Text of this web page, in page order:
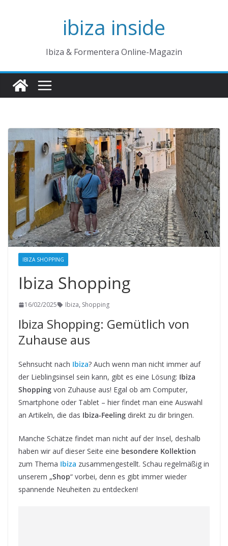
ibiza inside
Ibiza & Formentera Online-Magazin
IBIZA SHOPPING
Ibiza Shopping
16/02/2025 Ibiza, Shopping
Ibiza Shopping: Gemütlich von
Zuhause aus
Sehnsucht nach Ibiza? Auch wenn man nicht immer auf
der Lieblingsinsel sein kann, gibt es eine Lösung: Ibiza
Shopping von Zuhause aus! Egal ob am Computer,
Smartphone oder Tablet – hier findet man eine Auswahl
an Artikeln, die das Ibiza-Feeling direkt zu dir bringen.
Manche Schätze findet man nicht auf der Insel, deshalb
haben wir auf dieser Seite eine besondere Kollektion
zum Thema Ibiza zusammengestellt. Schau regelmäßig in
unserem „Shop“ vorbei, denn es gibt immer wieder
spannende Neuheiten zu entdecken!